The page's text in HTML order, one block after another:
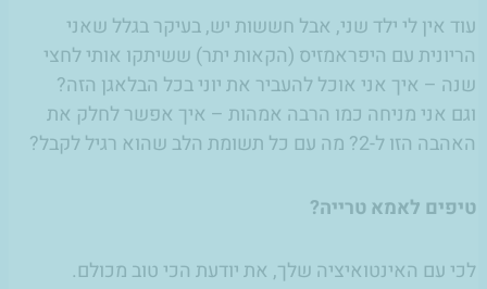
עוד אין לי ילד שני, אבל חששות יש, בעיקר בגלל שאני
הריונית עם היפראמזיס (הקאות יתר) ששיתקו אותי לחצי
שנה – איך אני אוכל להעביר את יוני בכל הבלאגן הזה?
וגם אני מניחה כמו הרבה אמהות – איך אפשר לחלק את
האהבה הזו ל-2? מה עם כל תשומת הלב שהוא רגיל לקבל?
טיפים לאמא טרייה?
לכי עם האינטואיציה שלך, את יודעת הכי טוב מכולם.